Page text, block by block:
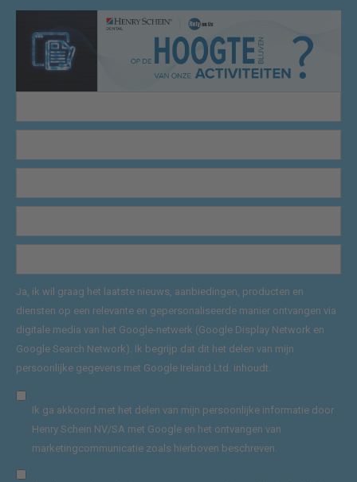
Ja, ik wil graag het laatste nieuws, aanbiedingen, producten en
diensten op een relevante en gepersonaliseerde manier ontvangen via
digitale media van het Google-netwerk (Google Display Network en
Google Search Network). Ik begrijp dat dit het delen van mijn
persoonlijke gegevens met Google Ireland Ltd. inhoudt.
Ik ga akkoord met het delen van mijn persoonlijke informatie door
Henry Schein NV/SA met Google en het ontvangen van
marketingcommunicatie zoals hierboven beschreven.